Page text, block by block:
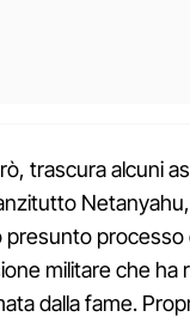
trascura alcuni
processo
militare che ha
dalla fame.